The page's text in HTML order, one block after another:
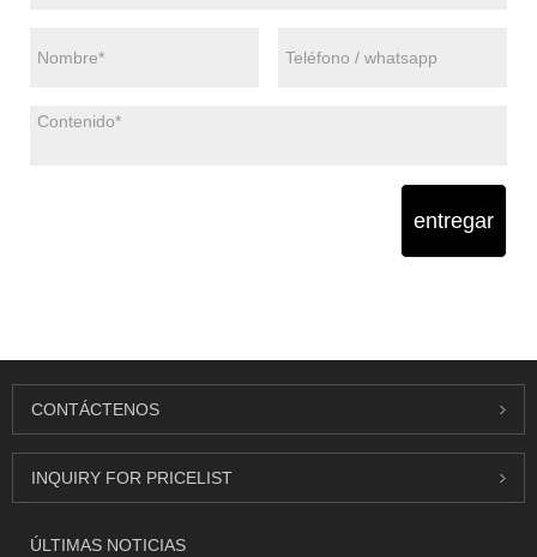
entregar
CONTÁCTENOS
INQUIRY FOR PRICELIST
ÚLTIMAS NOTICIAS